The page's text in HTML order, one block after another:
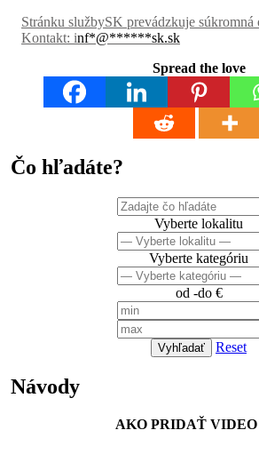
Stránku službySK prevádzkuje súkromná
Kontakt: inf*@******sk.sk
Spread the love
Čo hľadáte?
Vyberte lokalitu
Vyberte kategóriu
od -do €
Vyhľadať Reset
Návody
AKO PRIDAŤ